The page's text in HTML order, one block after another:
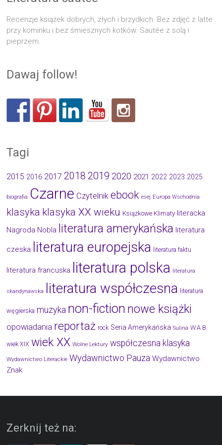
Recenzje książek dobrych, złych i brzydkich. Bez zdjęć z latte
przy kominku i bez śmiesznych kotków. Sautée z solą i
pieprzem.
Dawaj follow!
Tagi
2015 2016 2017 2018 2019 2020 2021 2022 2023 2025
biografia Czarne Czytelnik ebook esej Europa Wschodnia
klasyka klasyka XX wieku Książkowe Klimaty literacka
Nagroda Nobla
literatura amerykańska literatura
czeska literatura europejska literatura faktu
literatura francuska literatura polska literatura
skandynawska literatura współczesna literatura
węgierska muzyka non-fiction nowe książki
opowiadania reportaż rock Seria Amerykańska Sulina W.A.B.
wiek XIX wiek XX Wolne Lektury współczesna klasyka
Wydawnictwo Literackie Wydawnictwo Pauza Wydawnictwo
Znak
Zerknij też na: